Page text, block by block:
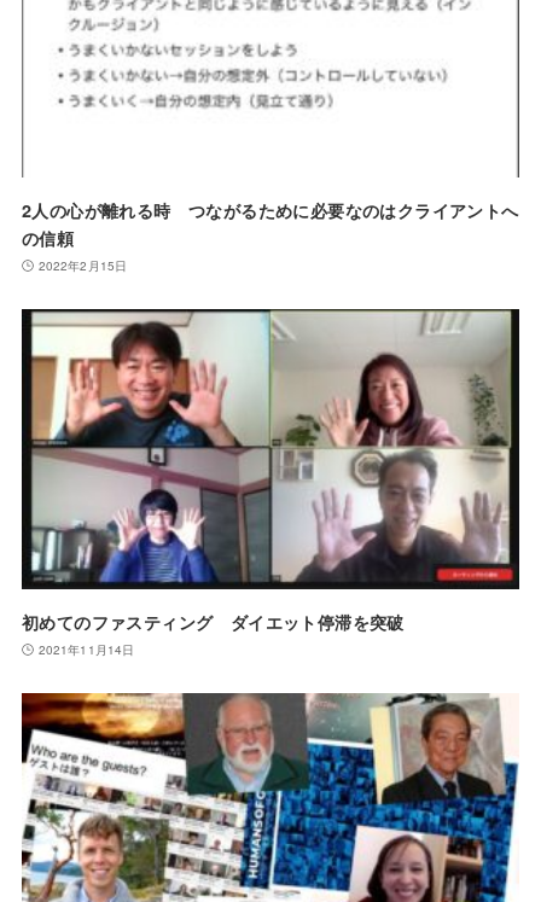
2人の心が離れる時 つながるために必要なのはクライアントへ
の信頼
2022年2月15日
初めてのファスティング ダイエット停滞を突破
2021年11月14日